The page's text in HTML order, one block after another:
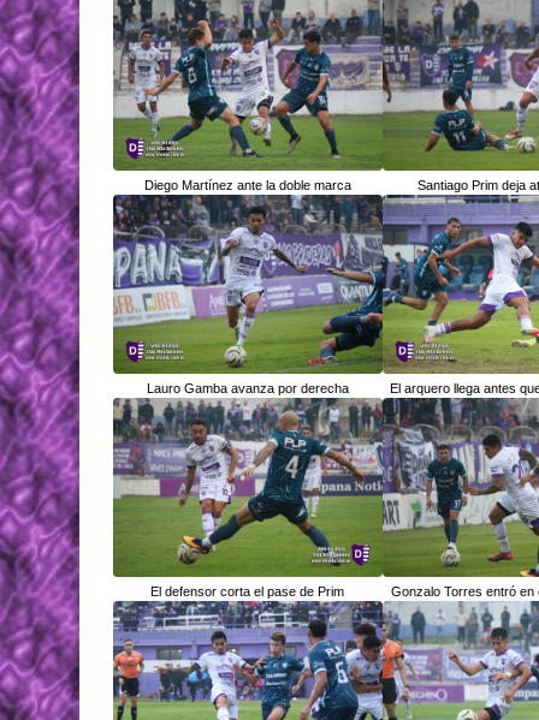
Diego Martínez ante la doble marca Santiago Prim deja
Lauro Gamba avanza por derecha El arquero llega antes
El defensor corta el pase de Prim Gonzalo Torres entró en